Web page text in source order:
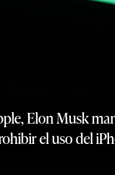
Elon Musk
el uso del